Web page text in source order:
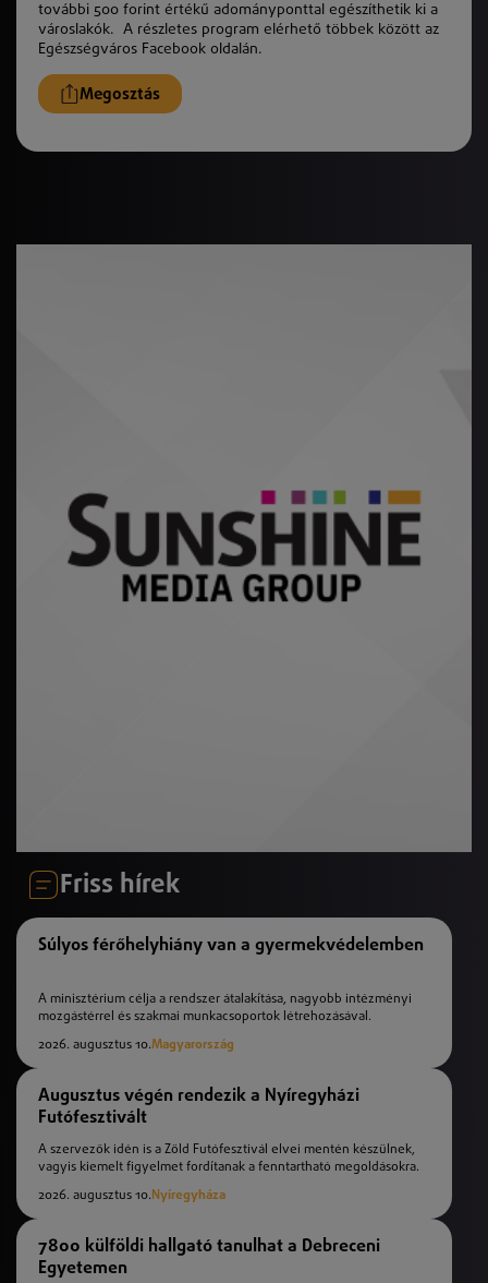
további 500 forint értékű adományponttal egészíthetik ki a
városlakók. A részletes program elérhető többek között az
Egészségváros Facebook oldalán.
Megosztás
Friss hírek
Súlyos férőhelyhiány van a gyermekvédelemben
A minisztérium célja a rendszer átalakítása, nagyobb intézményi
mozgástérrel és szakmai munkacsoportok létrehozásával.
2026. augusztus 10.Magyarország
Augusztus végén rendezik a Nyíregyházi
Futófesztivált
A szervezők idén is a Zöld Futófesztivál elvei mentén készülnek,
vagyis kiemelt figyelmet fordítanak a fenntartható megoldásokra.
2026. augusztus 10. Nyíregyháza
7800 külföldi hallgató tanulhat a Debreceni
Egyetemen